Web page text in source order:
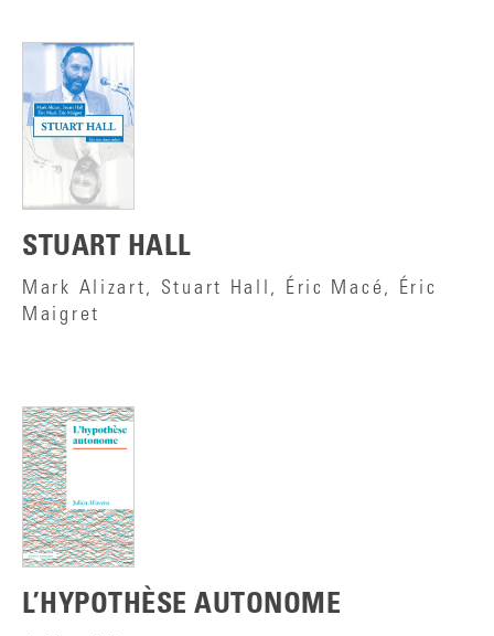
STUART HALL
Mark Alizart, Stuart Hall, Éric Macé, Éric
Maigret
L’HYPOTHÈSE AUTONOME